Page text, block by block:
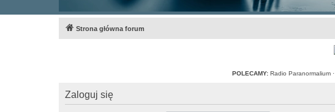
Strona główna forum
POLECAMY: Radio Paranormalium·
Zaloguj się